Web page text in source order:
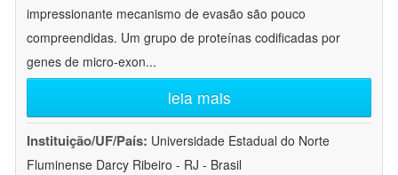
impressionante mecanismo de evasão são pouco
compreendidas. Um grupo de proteínas codificadas por
genes de micro-exon...
leia mais
Instituição/UF/País: Universidade Estadual do Norte
Fluminense Darcy Ribeiro - RJ - Brasil